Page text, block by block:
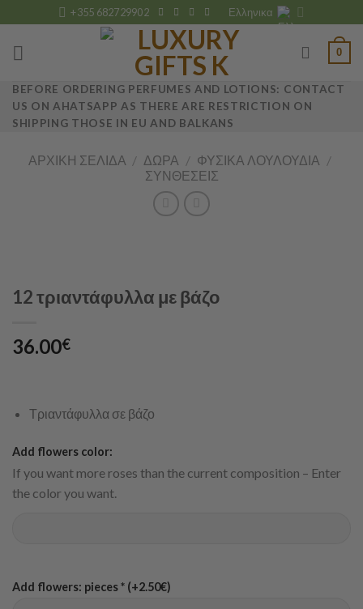
to
content
+355 682729902 Ελληνικα
0
BEFORE ORDERING PERFUMES AND LOTIONS: CONTACT
US ON AHATSAPP AS THERE ARE RESTRICTION ON
SHIPPING THOSE IN EU AND BALKANS
ΑΡΧΙΚΉ ΣΕΛΊΔΑ / ΔΏΡΑ / ΦΥΣΙΚΆ ΛΟΥΛΟΎΔΙΑ /
ΣΥΝΘΈΣΕΙΣ
12 τριαντάφυλλα με βάζο
36.00€
Τριαντάφυλλα σε βάζο
Add flowers color:
If you want more roses than the current composition – Enter
the color you want.
Add flowers: pieces * (+2.50€)